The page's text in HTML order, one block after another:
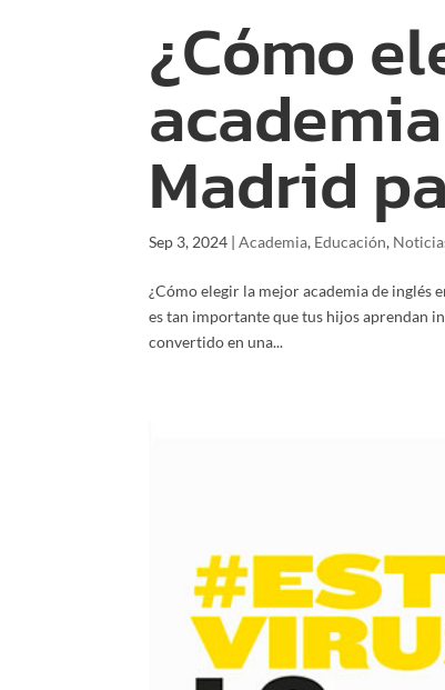
¿Cómo
Madrid
Sep 3, 2024 |Academia, Educación,
¿Cómo elegir la mejor academia de inglés
es tan importante que tus hijos aprendan
convertido en una...